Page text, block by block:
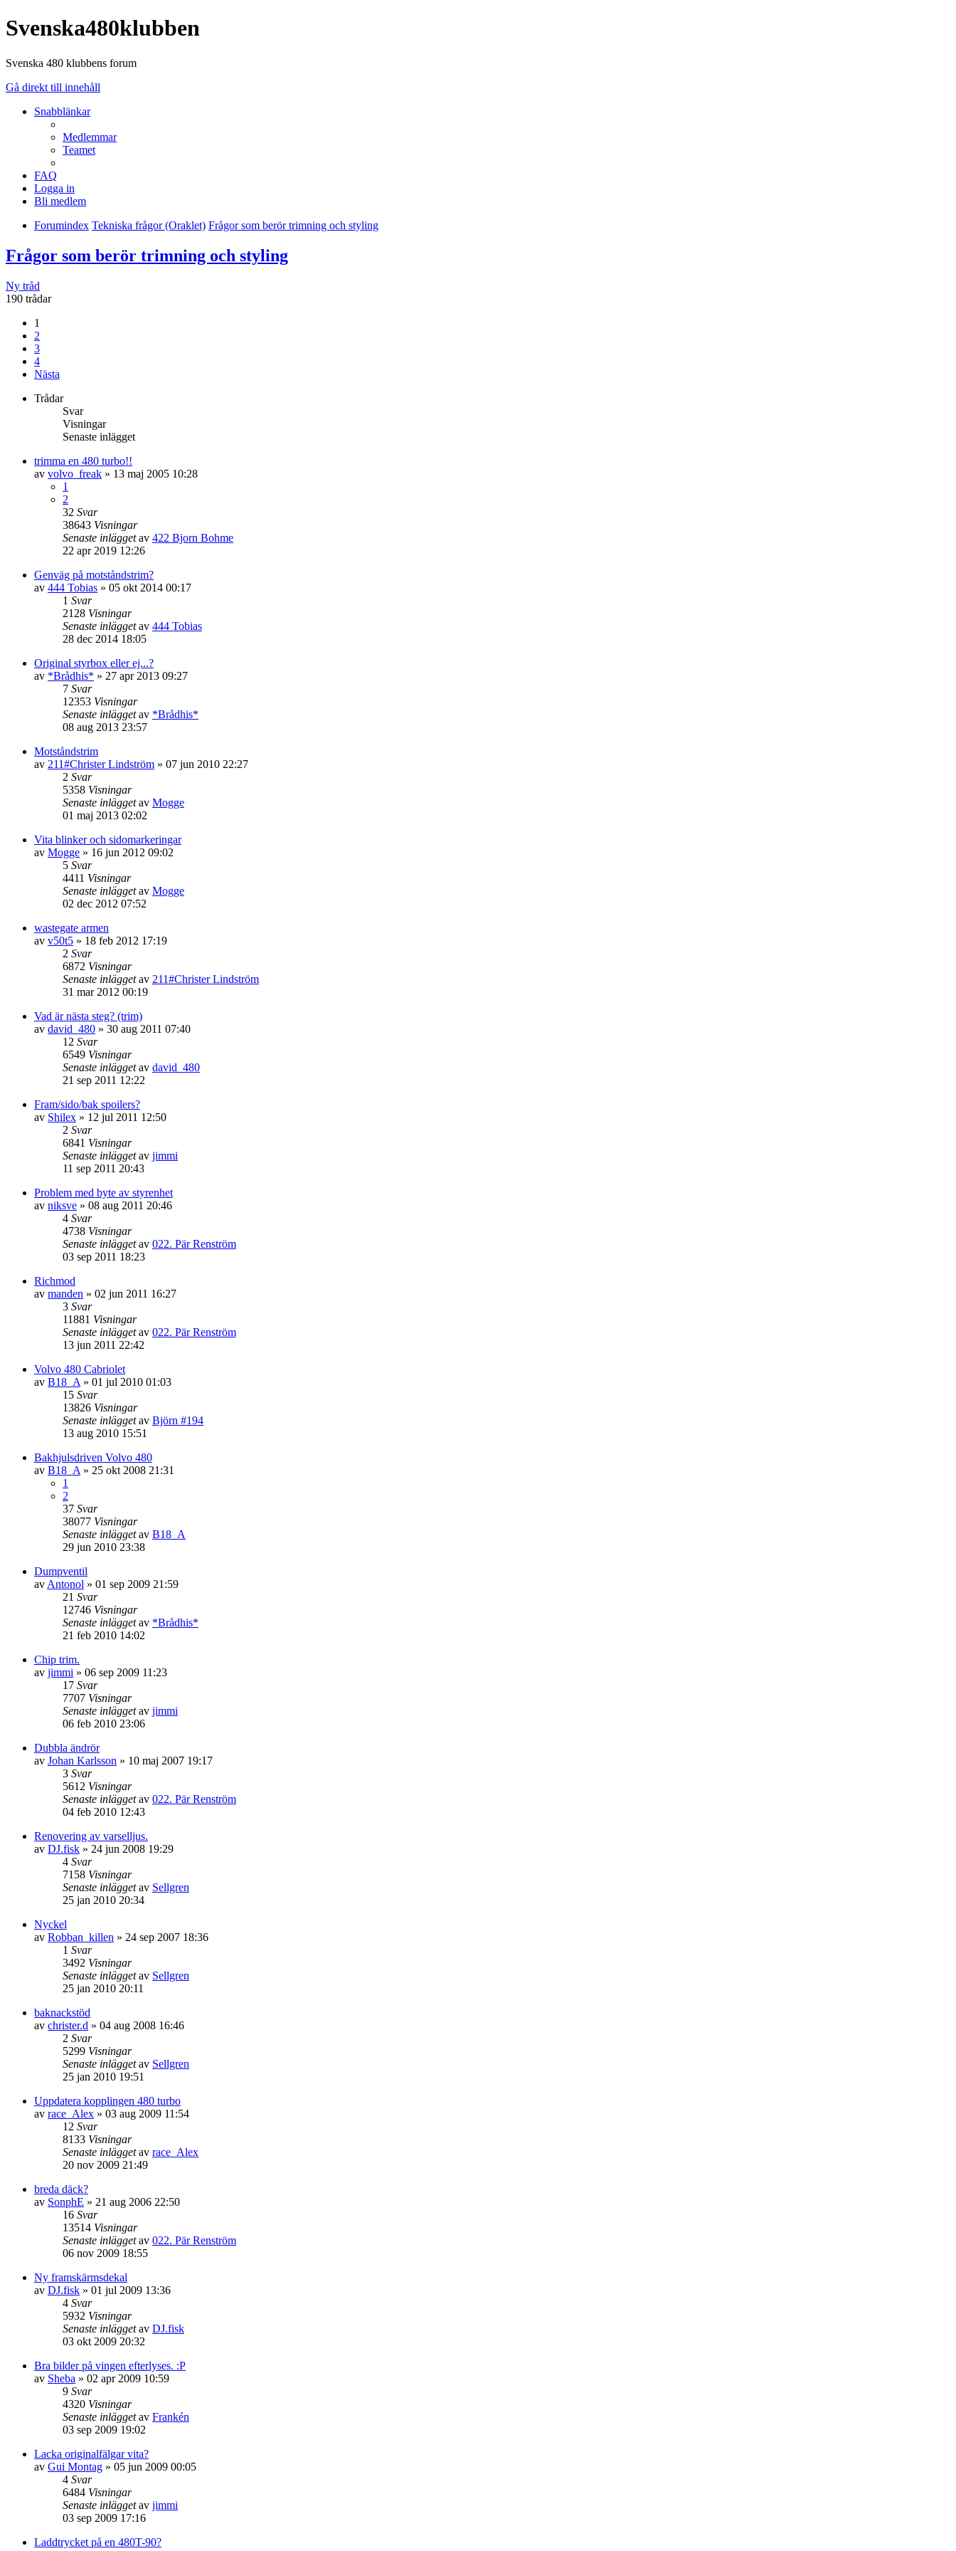
Svenska480klubben
Svenska 480 klubbens forum
Gå direkt till innehåll
Snabblänkar
Medlemmar
Teamet
FAQ
Logga in
Bli medlem
Forumindex Tekniska frågor (Oraklet) Frågor som berör trimning och styling
Frågor som berör trimning och styling
Ny tråd
190 trådar
1
2
3
4
Nästa
Trådar
Svar
Visningar
Senaste inlägget
trimma en 480 turbo!!
av volvo_freak » 13 maj 2005 10:28
1
2
32 Svar
38643 Visningar
Senaste inläggetav 422 Bjorn Bohme
22 apr 2019 12:26
Genväg på motståndstrim?
av 444 Tobias » 05 okt 2014 00:17
1 Svar
2128 Visningar
Senaste inläggetav 444 Tobias
28 dec 2014 18:05
Original styrbox eller ej...?
av *Brådhis* » 27 apr 2013 09:27
7 Svar
12353 Visningar
Senaste inläggetav *Brådhis*
08 aug 2013 23:57
Motståndstrim
av 211#Christer Lindström » 07 jun 2010 22:27
2 Svar
5358 Visningar
Senaste inläggetav Mogge
01 maj 2013 02:02
Vita blinker och sidomarkeringar
av Mogge » 16 jun 2012 09:02
5 Svar
4411 Visningar
Senaste inläggetav Mogge
02 dec 2012 07:52
wastegate armen
av v50t5 » 18 feb 2012 17:19
2 Svar
6872 Visningar
Senaste inläggetav 211#Christer Lindström
31 mar 2012 00:19
Vad är nästa steg? (trim)
av david_480 » 30 aug 2011 07:40
12 Svar
6549 Visningar
Senaste inläggetav david_480
21 sep 2011 12:22
Fram/sido/bak spoilers?
av Shilex » 12 jul 2011 12:50
2 Svar
6841 Visningar
Senaste inläggetav jimmi
11 sep 2011 20:43
Problem med byte av styrenhet
av niksve » 08 aug 2011 20:46
4 Svar
4738 Visningar
Senaste inläggetav 022. Pär Renström
03 sep 2011 18:23
Richmod
av manden » 02 jun 2011 16:27
3 Svar
11881 Visningar
Senaste inläggetav 022. Pär Renström
13 jun 2011 22:42
Volvo 480 Cabriolet
av B18_A » 01 jul 2010 01:03
15 Svar
13826 Visningar
Senaste inläggetav Björn #194
13 aug 2010 15:51
Bakhjulsdriven Volvo 480
av B18_A » 25 okt 2008 21:31
1
2
37 Svar
38077 Visningar
Senaste inläggetav B18_A
29 jun 2010 23:38
Dumpventil
av Antonol » 01 sep 2009 21:59
21 Svar
12746 Visningar
Senaste inläggetav *Brådhis*
21 feb 2010 14:02
Chip trim.
av jimmi » 06 sep 2009 11:23
17 Svar
7707 Visningar
Senaste inläggetav jimmi
06 feb 2010 23:06
Dubbla ändrör
av Johan Karlsson » 10 maj 2007 19:17
3 Svar
5612 Visningar
Senaste inläggetav 022. Pär Renström
04 feb 2010 12:43
Renovering av varselljus.
av DJ.fisk » 24 jun 2008 19:29
4 Svar
7158 Visningar
Senaste inläggetav Sellgren
25 jan 2010 20:34
Nyckel
av Robban_killen » 24 sep 2007 18:36
1 Svar
3492 Visningar
Senaste inläggetav Sellgren
25 jan 2010 20:11
baknackstöd
av christer.d » 04 aug 2008 16:46
2 Svar
5299 Visningar
Senaste inläggetav Sellgren
25 jan 2010 19:51
Uppdatera kopplingen 480 turbo
av race_Alex » 03 aug 2009 11:54
12 Svar
8133 Visningar
Senaste inläggetav race_Alex
20 nov 2009 21:49
breda däck?
av SonphE » 21 aug 2006 22:50
16 Svar
13514 Visningar
Senaste inläggetav 022. Pär Renström
06 nov 2009 18:55
Ny framskärmsdekal
av DJ.fisk » 01 jul 2009 13:36
4 Svar
5932 Visningar
Senaste inläggetav DJ.fisk
03 okt 2009 20:32
Bra bilder på vingen efterlyses. :P
av Sheba » 02 apr 2009 10:59
9 Svar
4320 Visningar
Senaste inläggetav Frankén
03 sep 2009 19:02
Lacka originalfälgar vita?
av Gui Montag » 05 jun 2009 00:05
4 Svar
6484 Visningar
Senaste inläggetav jimmi
03 sep 2009 17:16
Laddtrycket på en 480T-90?